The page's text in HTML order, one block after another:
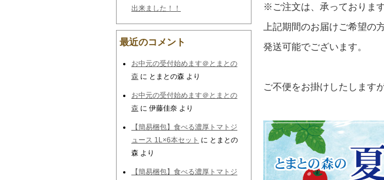
※ご注文は、承っております
上記期間のお届けご希望の
発送可能でございます。
ご不便をお掛けしたします
出来ました！！
最近のコメント
お中元の受付始めます＠とまとの
森 に とまとの森 より
お中元の受付始めます＠とまとの
森 に 伊藤佳奈 より
【簡易梱包】食べる濃厚トマトジ
ュース 1L×6本セット に とまとの
森 より
【簡易梱包】食べる濃厚トマトジ